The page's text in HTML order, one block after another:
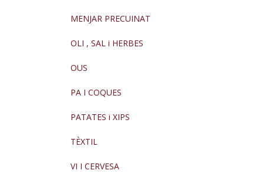
MENJAR PRECUINAT
OLI , SAL i HERBES
OUS
PA I COQUES
PATATES i XIPS
TÈXTIL
VI I CERVESA